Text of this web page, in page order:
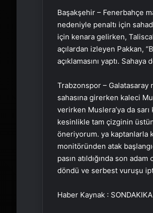
Başakşehir – Fenerbahçe
nedeniyle penaltı için
için kenara gelirken,
açılardan izleyen Pakkan,
açıklamasını yaptı.
Trabzonspor – Galatasaray
sahasına girerken kaleci
verirken Muslera’ya da sarı
kesinlikle tam çizginin
öneriyorum. ya kaptanlarla
monitöründen atak
pasın atıldığında son
döndü ve serbest vuruşu
Haber Kaynak :